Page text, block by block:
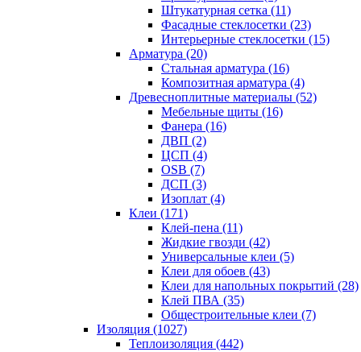
Штукатурная сетка (11)
Фасадные стеклосетки (23)
Интерьерные стеклосетки (15)
Арматура (20)
Стальная арматура (16)
Композитная арматура (4)
Древесноплитные материалы (52)
Мебельные щиты (16)
Фанера (16)
ДВП (2)
ЦСП (4)
OSB (7)
ДСП (3)
Изоплат (4)
Клеи (171)
Клей-пена (11)
Жидкие гвозди (42)
Универсальные клеи (5)
Клеи для обоев (43)
Клеи для напольных покрытий (28)
Клей ПВА (35)
Общестроительные клеи (7)
Изоляция (1027)
Теплоизоляция (442)